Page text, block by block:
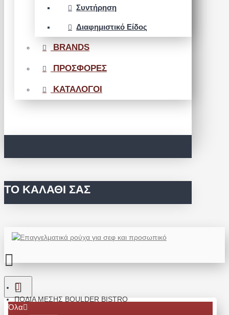
Συντήρηση
Διαφημιστικό Είδος
BRANDS
ΠΡΟΣΦΟΡΕΣ
ΚΑΤΑΛΟΓΟΙ
ΤΟ ΚΑΛΆΘΙ ΣΑΣ
Όλα
ΠΟΔΙΑ ΜΕΣΗΣ BOULDER BISTRO